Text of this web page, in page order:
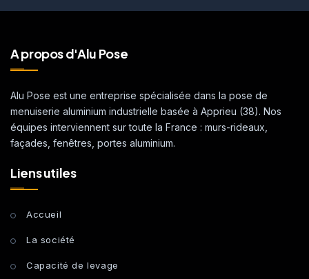
A propos d'Alu Pose
Alu Pose est une entreprise spécialisée dans la pose de
menuiserie aluminium industrielle basée à Apprieu (38). Nos
équipes interviennent sur toute la France : murs-rideaux,
façades, fenêtres, portes aluminium.
Liens utiles
Accueil
La société
Capacité de levage